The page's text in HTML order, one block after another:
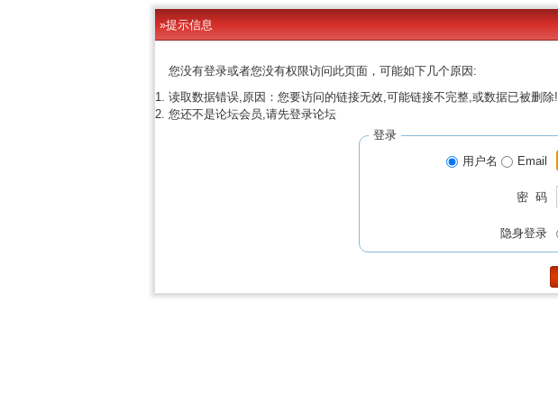
»提示信息
您没有登录或者您没有权限访问此页面，可能如下几个原因:
读取数据错误,原因：您要访问的链接无效,可能链接不完整,或数据已被删除!
您还不是论坛会员,请先登录论坛
登录
用户名
Email
密 码
隐身登录